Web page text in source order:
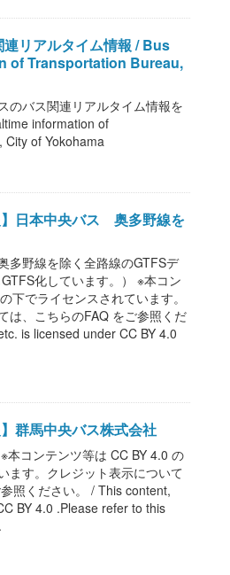
リアルタイム情報 / Bus
of Transportation Bureau,
のバス関連リアルタイム情報を
information of
City of Yokohama
】日本中央バス 奥多野線を
多野線を除く全路線のGTFSデ
化しています。） ※本コン
下でライセンスされています。
は、こちらのFAQ をご参照くだ
is licensed under CC BY 4.0
群馬中央バス株式会社
本コンテンツ等は CC BY 4.0 の
ます。クレジット表示について
照ください。 / This content,
BY 4.0 .Please refer to this